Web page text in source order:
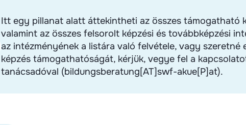
Itt egy pillanat alatt áttekintheti az összes támogatható
valamint az összes felsorolt képzési és továbbképzési
az intézményének a listára való felvétele, vagy szeretné
képzés támogathatóságát, kérjük, vegye fel a
tanácsadóval (bildungsberatung[AT]swf-akue[P]at).